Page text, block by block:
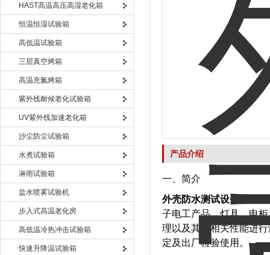
HAST高温高压高湿老化箱
恒温恒湿试验箱
高低温试验箱
三层真空烤箱
高温充氮烤箱
紫外线耐候老化试验箱
UV紫外线加速老化箱
沙尘防尘试验箱
水煮试验箱
淋雨试验箱
盐水喷雾试验机
步入式高温老化房
高低温冷热冲击试验箱
快速升降温试验箱
产品介绍
一、简介
外壳防水测试设备
子电工产品、灯具、电
理以及其它相关性能进
定及出厂检验使用。